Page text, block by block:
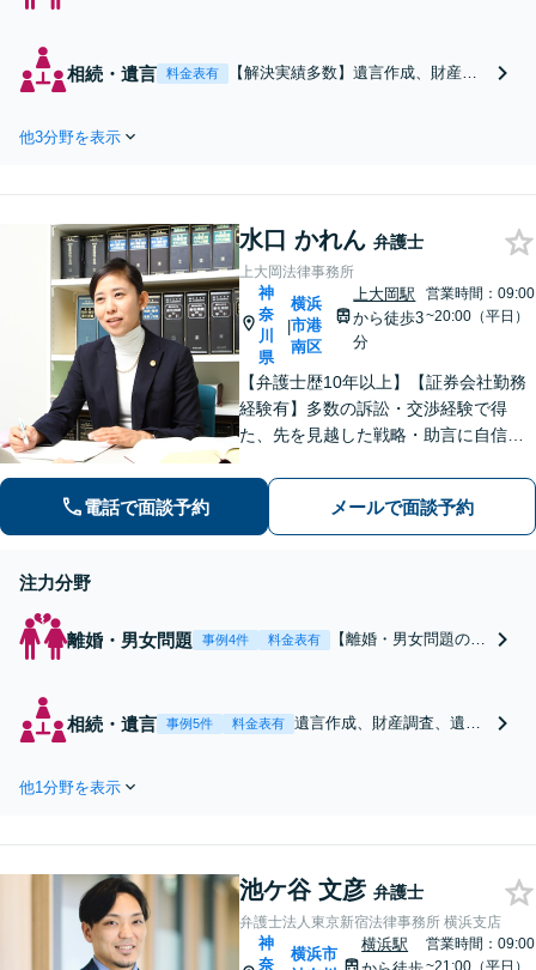
せを尊重し、依頼者さ
まにとって有利な条件
駅3分】
相続・遺言 料金表有
【解決実績多数】遺言作成、財産調
産に不動産がある／遺産に負債があ
お任せください。
他3分野を表示
水口 かれん 弁護士
上大岡法律事務所
神
奈
川
県
|
横浜
市港
南区
上大岡駅
から徒歩3
分
営業時間：09:00
~20:00（平日）
【弁護士歴10年以上】【証券会社勤務
経験有】多数の訴訟・交渉経験で得
た、先を見越した戦略・助言に自信が
確にアドバイスいたします【平日夜
間・土日祝相談可】【上大岡駅直結】
電話で面談予約 メールで面談予約
注力分野
離婚・男女問題 事例4件 料金表有
【離婚・男女問題の取
産分与もお任せくださ
い。不貞慰謝料／婚姻
駅直結】【平日夜間・
土日祝相談可】
相続・遺言 事例5件 料金表有
遺言作成、財産調査、遺産
能。【証券会社勤務経験
【夜間・土日祝対応】【上
大岡駅直結】
他1分野を表示
池ケ谷 文彦 弁護士
弁護士法人東京新宿法律事務所 横浜支店
神
奈
横浜市
横浜駅
営業時間：09:00
~21:00（平日）